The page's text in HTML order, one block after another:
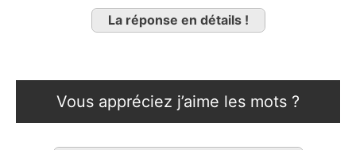
La réponse en détails !
Vous appréciez j’aime les mots ?